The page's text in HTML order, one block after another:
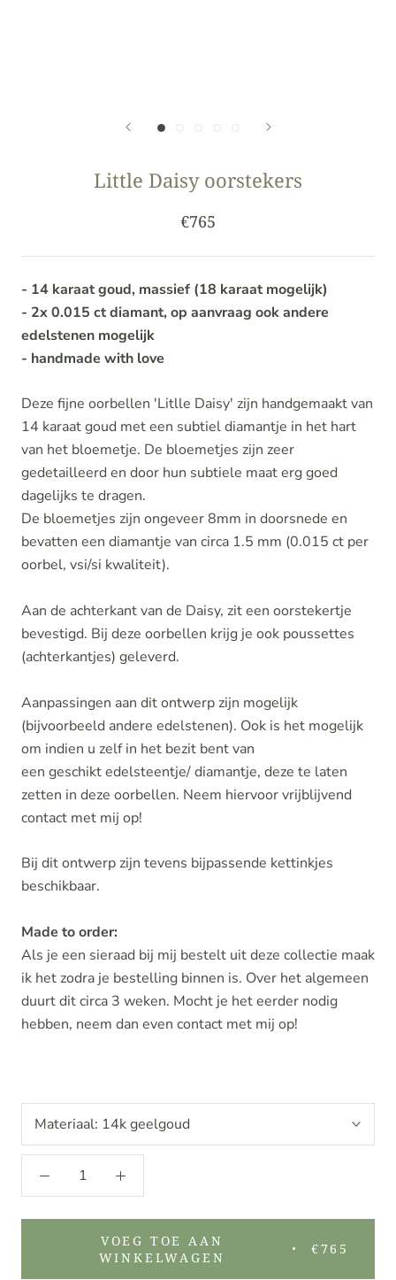
Little Daisy oorstekers
€765
- 14 karaat goud, massief (18 karaat mogelijk)
- 2x 0.015 ct diamant, op aanvraag ook andere
edelstenen mogelijk
- handmade with love
Deze fijne oorbellen 'Litlle Daisy' zijn handgemaakt van
14 karaat goud met een subtieldiamantje in het hart
van het bloemetje. De bloemetjes zijn zeer
gedetailleerd en door hun subtiele maat erg goed
dagelijks te dragen.
De bloemetjes zijn ongeveer 8mm in doorsnede en
bevatten een diamantje van circa 1.5 mm (0.015 ct per
oorbel, vsi/si kwaliteit).
Aan de achterkant van de Daisy, zit een oorstekertje
bevestigd. Bij deze oorbellen krijg je ook poussettes
(achterkantjes) geleverd.
Aanpassingen aan dit ontwerp zijn mogelijk
(bijvoorbeeld andere edelstenen). Ook is het mogelijk
om indien u zelf in het bezit bent van
een geschikt edelsteentje/ diamantje, deze te laten
zetten in deze oorbellen. Neem hiervoor vrijblijvend
contact met mij op!
Bij dit ontwerp zijn tevens bijpassende kettinkjes
beschikbaar.
Made to order:
Als je een sieraad bij mij bestelt uit deze collectie maak
ik het zodra je bestelling binnen is. Over het algemeen
duurt dit circa 3 weken. Mocht je het eerder nodig
hebben, neem dan even contact met mij op!
Materiaal: 14k geelgoud
VOEG TOE AAN
WINKELWAGEN
€765